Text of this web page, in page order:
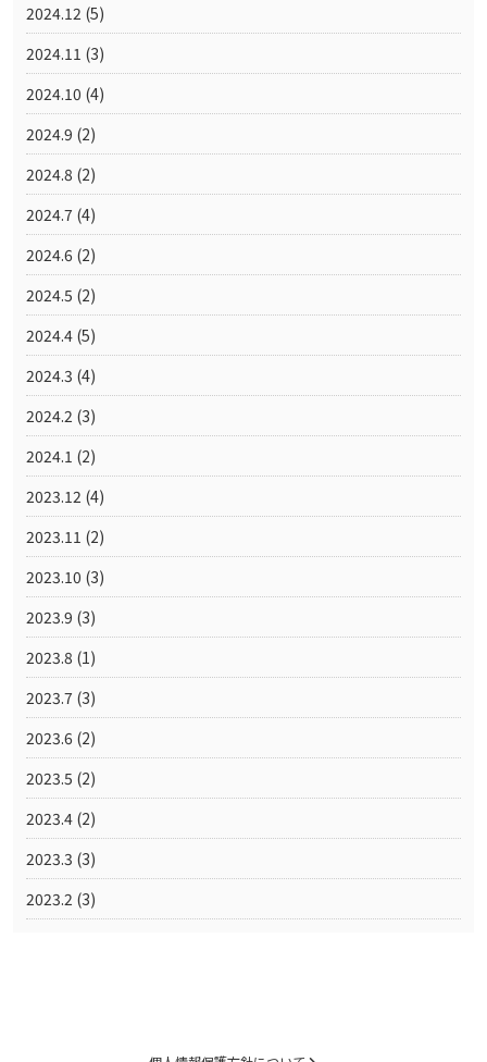
2024.12 (5)
2024.11 (3)
2024.10 (4)
2024.9 (2)
2024.8 (2)
2024.7 (4)
2024.6 (2)
2024.5 (2)
2024.4 (5)
2024.3 (4)
2024.2 (3)
2024.1 (2)
2023.12 (4)
2023.11 (2)
2023.10 (3)
2023.9 (3)
2023.8 (1)
2023.7 (3)
2023.6 (2)
2023.5 (2)
2023.4 (2)
2023.3 (3)
2023.2 (3)